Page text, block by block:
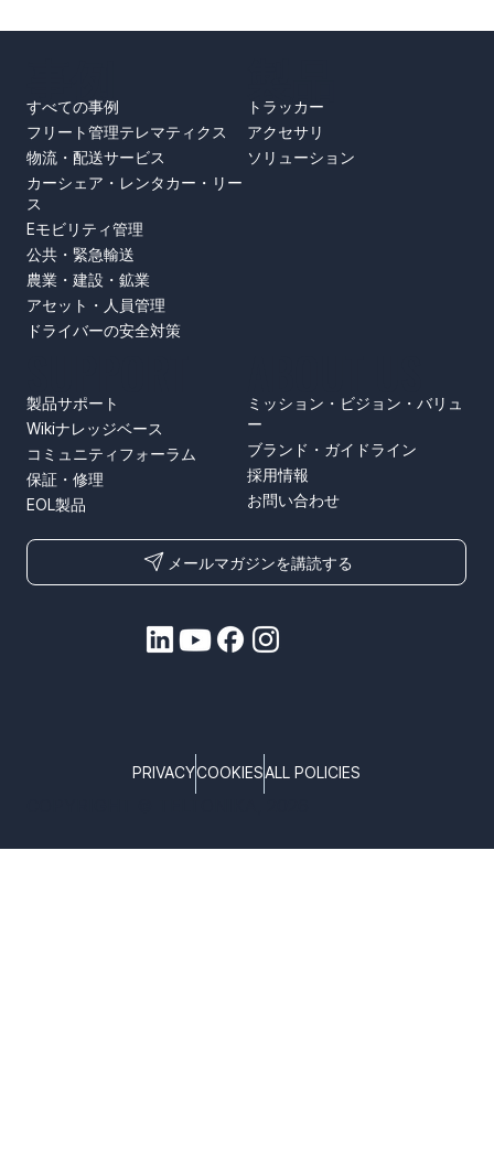
すべての事例
フリート管理テレマティクス
物流・配送サービス
カーシェア・レンタカー・リー
ス
Eモビリティ管理
公共・緊急輸送
農業・建設・鉱業
アセット・人員管理
ドライバーの安全対策
トラッカー
アクセサリ
ソリューション
ミッション・ビジョン・バリュ
ー
ブランド・ガイドライン
採用情報
お問い合わせ
製品サポート
Wikiナレッジベース
コミュニティフォーラム
保証・修理
EOL製品
メールマガジンを講読する
PRIVACYCOOKIESALL POLICIES